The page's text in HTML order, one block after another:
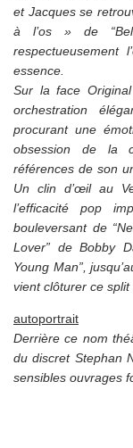
et Jacques se
à l’os » de
respectueusement
essence.
Sur la face
orchestration
procurant une
obsession de la
références de son
Un clin d’œil au
l’efficacité pop
bouleversant de
Lover” de Bobby
Young Man”,
vient clôturer ce split
autoportrait
Derrière ce nom
du discret Stephan
sensibles ouvrages